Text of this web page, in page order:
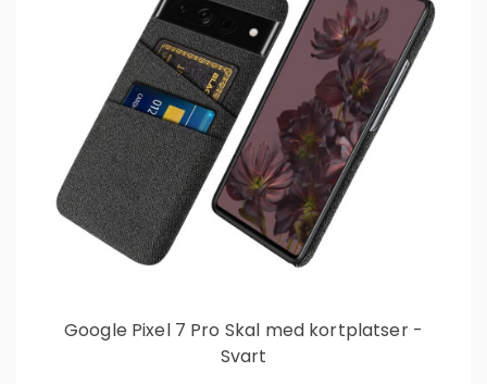
Google Pixel 7 Pro Skal med kortplatser -
Svart